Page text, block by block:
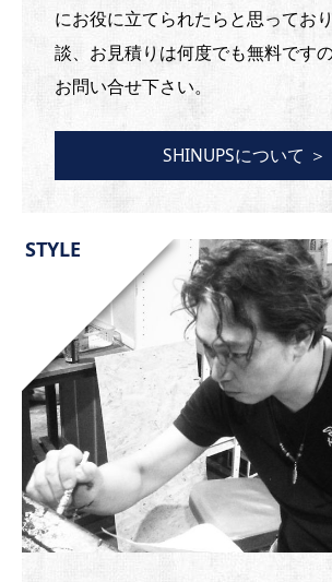
にお役に立てられたらと思ってお
談、お見積りは何度でも無料です
お問い合せ下さい。
SHINUPSについて ＞
STYLE